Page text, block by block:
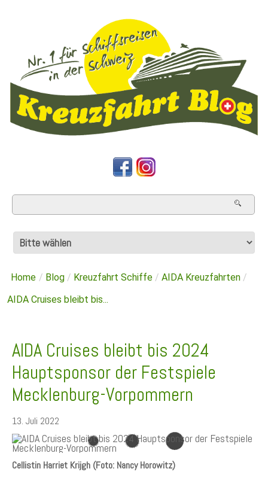
Home / Blog / Kreuzfahrt Schiffe / AIDA Kreuzfahrten /
AIDA Cruises bleibt bis...
AIDA Cruises bleibt bis 2024
Hauptsponsor der Festspiele
Mecklenburg-Vorpommern
13. Juli 2022
Cellistin Harriet Krijgh (Foto: Nancy Horowitz)